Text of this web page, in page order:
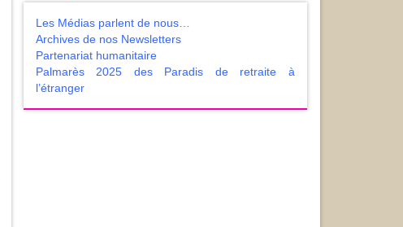
Les Médias parlent de nous…
Archives de nos Newsletters
Partenariat humanitaire
Palmarès 2025 des Paradis de retraite à
l’étranger